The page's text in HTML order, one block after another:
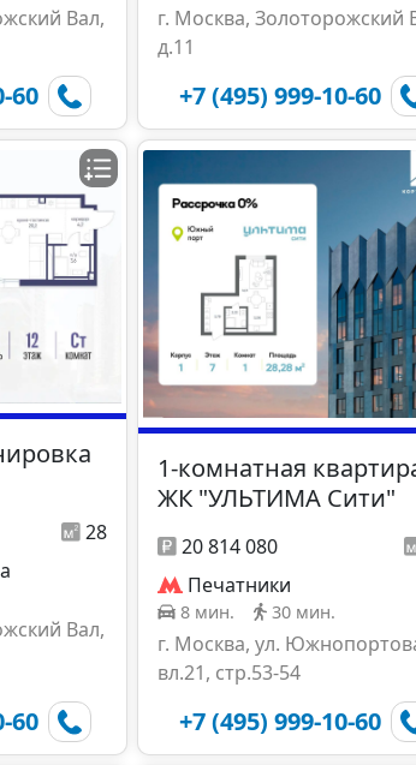
Вал,
60
г. Москва, Золоторожский
д.11
+7 (495) 999-10-60
28
Вал,
60
1-комнатная
ЖК "УЛЬТИМА Сити"
20 814 080
Печатники
8 мин. 30 мин.
г. Москва, ул.
вл.21, стр.53-54
+7 (495) 999-10-60